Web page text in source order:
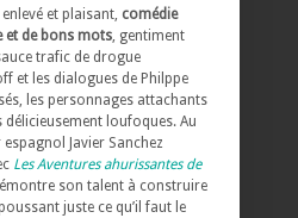
et plaisant, comédie
et de bons mots , gentiment
trafic de drogue
et les dialogues de Philppe
les personnages attachants
délicieusement loufoques. Au
Javier Sanchez
Les Aventures ahurissantes de
son talent à construire
juste ce qu’il faut le